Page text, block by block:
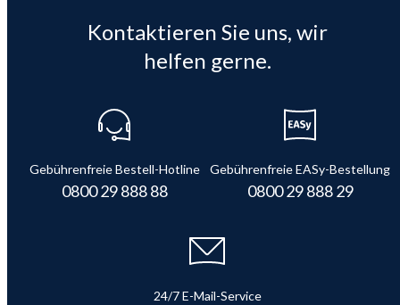
Kontaktieren Sie uns, wir
helfen gerne.
Gebührenfreie Bestell-Hotline
0800 29 888 88
Gebührenfreie EASy-Bestellung
0800 29 888 29
24/7 E-Mail-Service